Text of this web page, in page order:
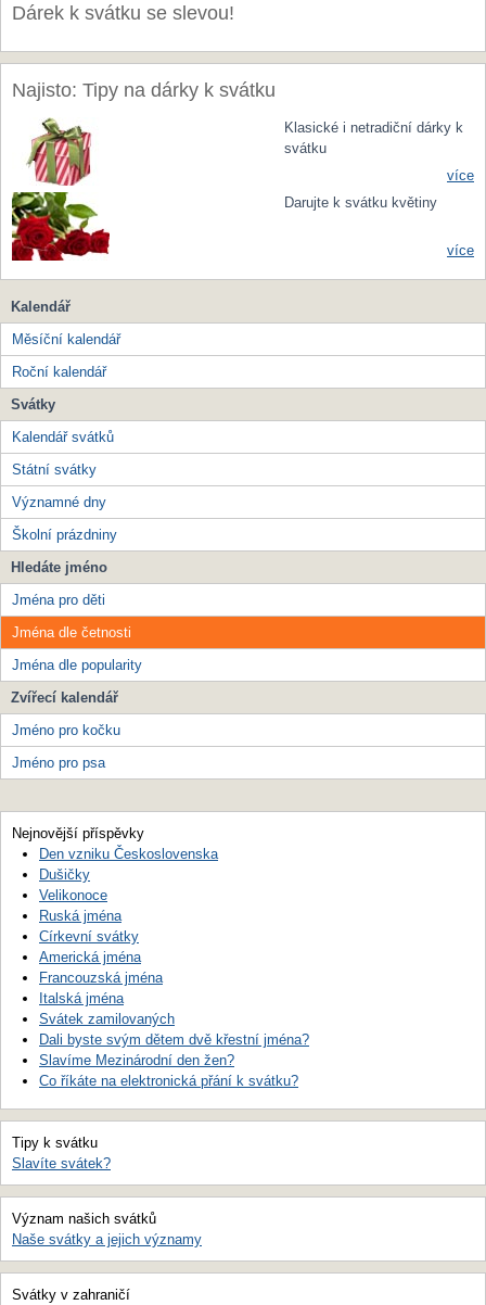
Dárek k svátku se slevou!
Najisto: Tipy na dárky k svátku
Klasické i netradiční dárky k
svátku
více
Darujte k svátku květiny
více
Kalendář
Měsíční kalendář
Roční kalendář
Svátky
Kalendář svátků
Státní svátky
Významné dny
Školní prázdniny
Hledáte jméno
Jména pro děti
Jména dle četnosti
Jména dle popularity
Zvířecí kalendář
Jméno pro kočku
Jméno pro psa
Nejnovější příspěvky
Den vzniku Československa
Dušičky
Velikonoce
Ruská jména
Církevní svátky
Americká jména
Francouzská jména
Italská jména
Svátek zamilovaných
Dali byste svým dětem dvě křestní jména?
Slavíme Mezinárodní den žen?
Co říkáte na elektronická přání k svátku?
Tipy k svátku
Slavíte svátek?
Význam našich svátků
Naše svátky a jejich významy
Svátky v zahraničí